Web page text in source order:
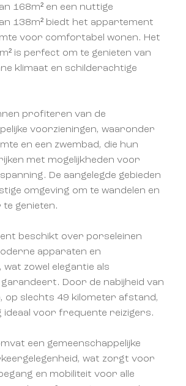
168m² en een nuttige
138m² biedt het appartement
voor comfortabel wonen. Het
is perfect om te genieten van
klimaat en schilderachtige
profiteren van de
voorzieningen, waaronder
en een zwembad, die hun
met mogelijkheden voor
De aangelegde gebieden
omgeving om te wandelen en
genieten.
beschikt over porseleinen
apparaten en
wat zowel elegantie als
Door de nabijheid van
op slechts 49 kilometer afstand,
ideaal voor frequente reizigers.
een gemeenschappelijke
wat zorgt voor
en mobiliteit voor alle